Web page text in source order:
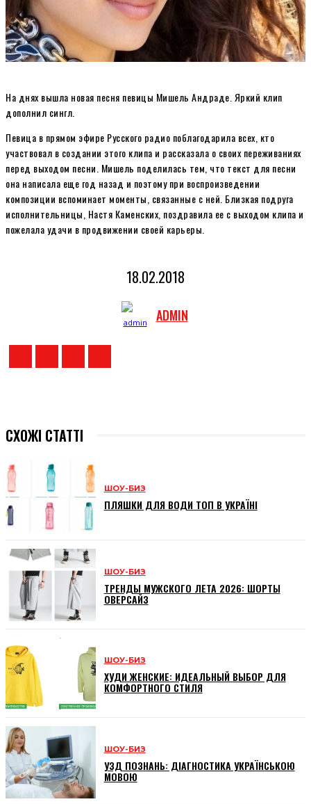
На днях вышла новая песня певицы Мишель Андраде. Яркий клип
дополнил сингл.
Певица в прямом эфире Русского радио поблагодарила всех, кто
участвовал в создании этого клипа и рассказала о своих переживаниях
перед выходом песни. Мишель поделилась тем, что текст для песни
она написала еще год назад и поэтому при воспроизведении
композиции вспоминает моменты, связанные с ней. Близкая подруга
исполнительницы, Настя Каменских, поздравила ее с выходом клипа и
пожелала удачи в продвижении своей карьеры.
18.02.2018
ADMIN
СХОЖІ СТАТТІ
ШОУ-БИЗ
ПЛЯШКИ ДЛЯ ВОДИ ТОП В УКРАЇНІ
ШОУ-БИЗ
ТРЕНДЫ МУЖСКОГО ЛЕТА 2026: ШОРТЫ
ОВЕРСАЙЗ
ШОУ-БИЗ
ХУДИ ЖЕНСКИЕ: ИДЕАЛЬНЫЙ ВЫБОР ДЛЯ
КОМФОРТНОГО СТИЛЯ
ШОУ-БИЗ
УЗД ПОЗНАНЬ: ДІАГНОСТИКА УКРАЇНСЬКОЮ
МОВОЮ